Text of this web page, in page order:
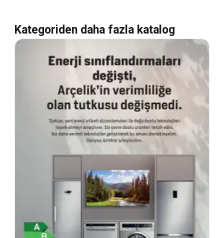
Kategoriden daha fazla katalog